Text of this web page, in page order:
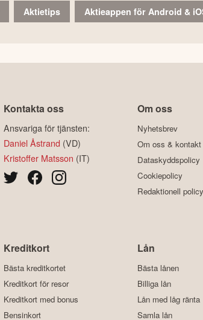
Aktietips Aktieappen för Android &
Kontakta oss
Ansvariga för tjänsten:
Daniel Åstrand (VD)
Kristoffer Matsson (IT)
Om oss
Nyhetsbrev
Om oss & kontakt
Dataskyddspolicy
Cookiepolicy
Redaktionell policy
Kreditkort
Bästa kreditkortet
Kreditkort för resor
Kreditkort med bonus
Bensinkort
Lån
Bästa lånen
Billiga lån
Lån med låg ränta
Samla lån